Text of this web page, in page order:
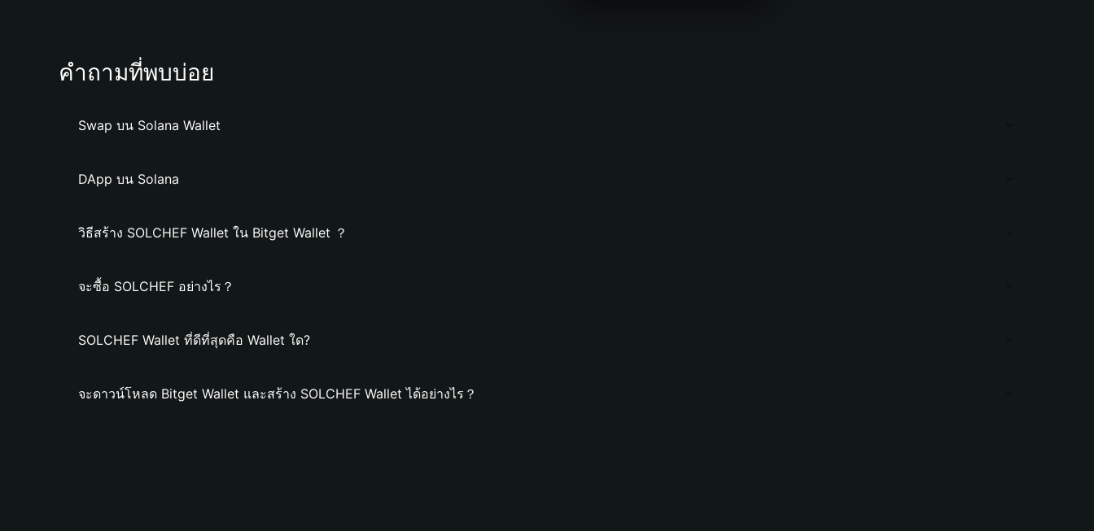
คำถามที่พบบ่อย
Swap บน Solana Wallet
DApp บน Solana
วิธีสร้าง SOLCHEF Wallet ใน Bitget Wallet ？
จะซื้อ SOLCHEF อย่างไร？
SOLCHEF Wallet ที่ดีที่สุดคือ Wallet ใด?
จะดาวน์โหลด Bitget Wallet และสร้าง SOLCHEF Wallet ได้อย่างไร？